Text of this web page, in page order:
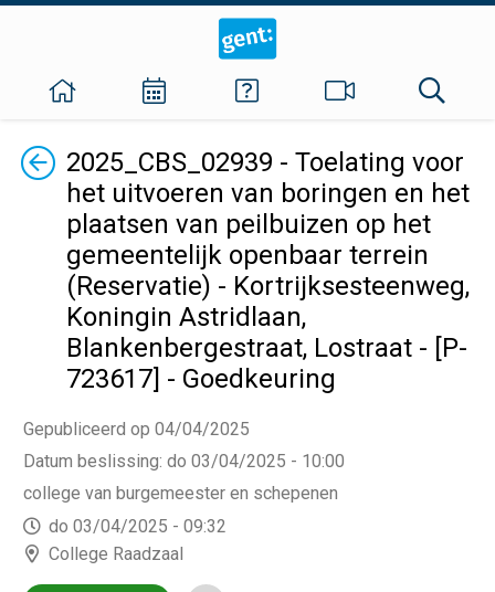
Terug2025_CBS_02939 - Toelating voor
het uitvoeren van boringen en het
plaatsen van peilbuizen op het
gemeentelijk openbaar terrein
(Reservatie) - Kortrijksesteenweg,
Koningin Astridlaan,
Blankenbergestraat, Lostraat - [P-
723617] - Goedkeuring
Gepubliceerd op 04/04/2025
Datum beslissing: do 03/04/2025 - 10:00
college van burgemeester en schepenen
do 03/04/2025 - 09:32
College Raadzaal